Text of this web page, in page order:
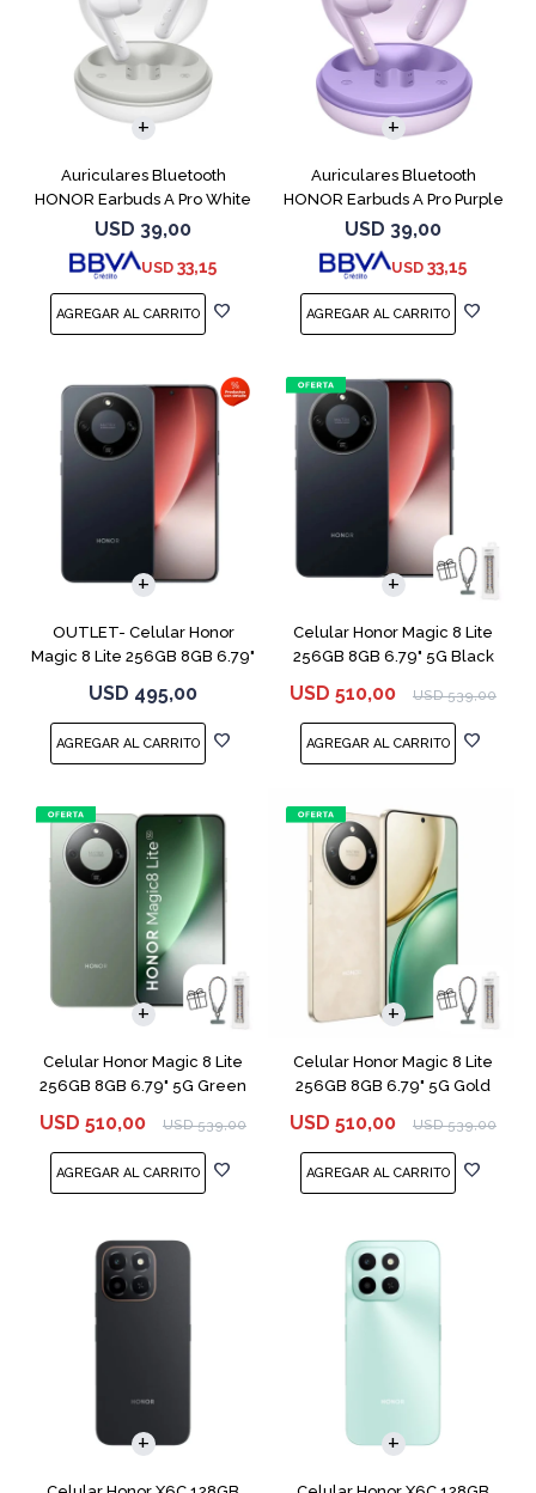
Auriculares Bluetooth
HONOR Earbuds A Pro White
USD 39,00
USD 33,15
Auriculares Bluetooth
HONOR Earbuds A Pro Purple
USD 39,00
USD 33,15
OUTLET- Celular Honor
Magic 8 Lite 256GB 8GB 6.79"
USD 495,00
Celular Honor Magic 8 Lite
256GB 8GB 6.79" 5G Black
USD 510,00 USD 539,00
COMPARAR
Celular Honor Magic 8 Lite
256GB 8GB 6.79" 5G Green
USD 510,00 USD 539,00
COMPARAR
Celular Honor Magic 8 Lite
256GB 8GB 6.79" 5G Gold
USD 510,00 USD 539,00
COMPARAR
COMPARAR COMPARAR